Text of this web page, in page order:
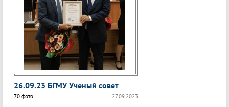
26.09.23 БГМУ Ученый совет
27.09.2023
70 фото